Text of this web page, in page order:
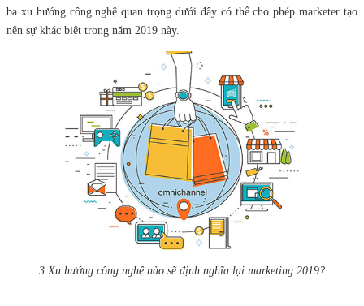
ba xu hướng công nghệ quan trọng dưới đây có thể cho phép marketer tạo
nên sự khác biệt trong năm 2019 này.
3 Xu hướng công nghệ nào sẽ định nghĩa lại marketing 2019?